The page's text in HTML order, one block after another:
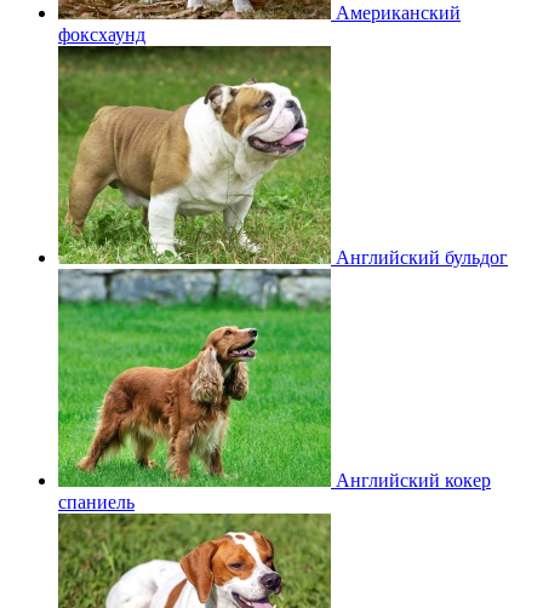
Американский
фоксхаунд
Английский бульдог
Английский кокер
спаниель